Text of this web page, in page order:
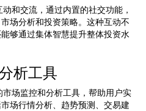
和交流，通过内置的社交功能，
场分析和投资策略。这种互动不
够通过集体智慧提升整体投资水
析工具
市场监控和分析工具，帮助用户实
场行情分析、趋势预测、交易建